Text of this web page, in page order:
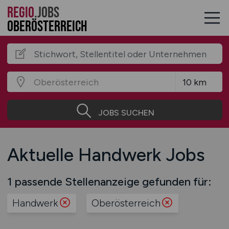
REGIO.JOBS
Oberösterreich
JOBS SUCHEN
Aktuelle Handwerk Jobs
1 passende Stellenanzeige gefunden für:
Handwerk Oberösterreich